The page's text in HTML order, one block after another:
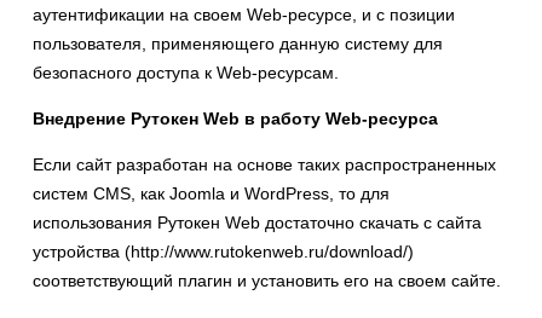
аутентификации на своем Web-ресурсе, и с позиции
пользователя, применяющего данную систему для
безопасного доступа к Web-ресурсам.
Внедрение Рутокен Web в работу Web-ресурса
Если сайт разработан на основе таких распространенных
систем CMS, как Joomla и WordPress, то для
использования Рутокен Web достаточно скачать с сайта
устройства (http://www.rutokenweb.ru/download/)
соответствующий плагин и установить его на своем сайте.